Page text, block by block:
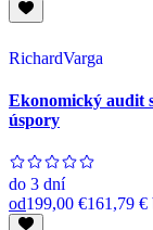
RichardVarga
Ekonomický audit
úspory
do 3 dní
od199,00 €161,79 €